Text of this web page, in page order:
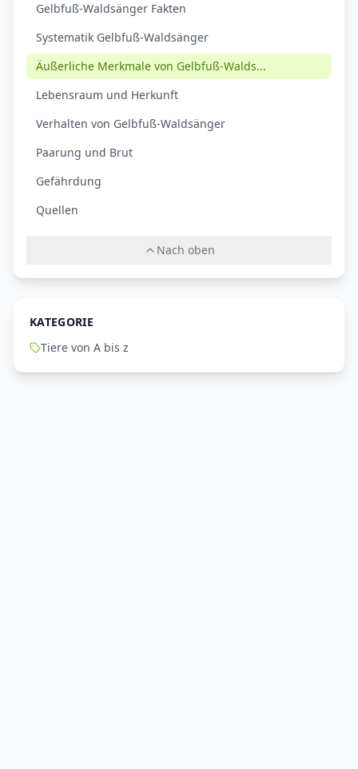
Gelbfuß-Waldsänger Fakten
Systematik Gelbfuß-Waldsänger
Äußerliche Merkmale von Gelbfuß-Walds...
Lebensraum und Herkunft
Verhalten von Gelbfuß-Waldsänger
Paarung und Brut
Gefährdung
Quellen
Nach oben
KATEGORIE
Tiere von A bis z